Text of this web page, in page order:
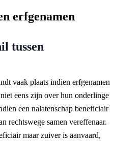
erfgenamen
tussen
vaak plaats indien erfgenamen
eens zijn over hun onderlinge
een nalatenschap beneficiair
rechtswege samen vereffenaar.
maar zuiver is aanvaard,